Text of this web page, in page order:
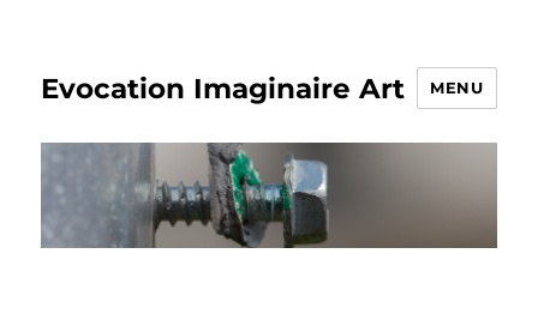
Evocation Imaginaire Art MENU